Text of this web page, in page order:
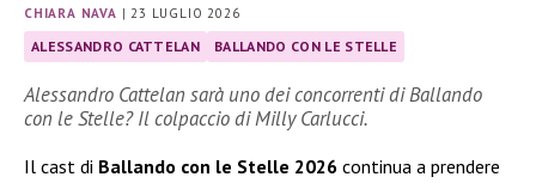
CHIARA NAVA |23 LUGLIO 2026
ALESSANDRO CATTELAN BALLANDO CON LE STELLE
Alessandro Cattelan sarà uno dei concorrenti di Ballando
con le Stelle? Il colpaccio di Milly Carlucci.
Il cast di Ballando con le Stelle 2026 continua a prendere